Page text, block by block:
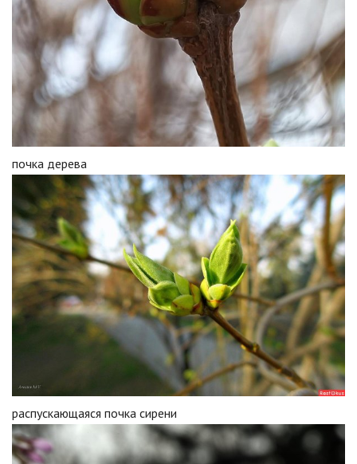
почка дерева
распускающаяся почка сирени